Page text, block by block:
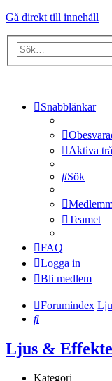
Gå direkt till innehåll
Snabblänkar
Aktiva
Sök
Teamet
FAQ
Logga in
Bli medlem
Forumindex
Sök
Ljus &
Kategori